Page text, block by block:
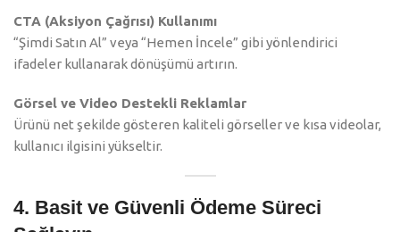
CTA (Aksiyon Çağrısı) Kullanımı
“Şimdi Satın Al” veya “Hemen İncele” gibi yönlendirici
ifadeler kullanarak dönüşümü artırın.
Görsel ve Video Destekli Reklamlar
Ürünü net şekilde gösteren kaliteli görseller ve kısa videolar,
kullanıcı ilgisini yükseltir.
4. Basit ve Güvenli Ödeme Süreci